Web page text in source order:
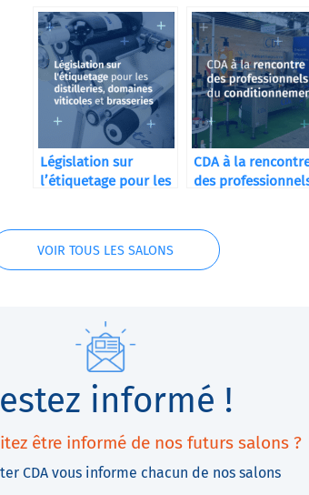
ISTANBUL 2025
secteur
Législation sur
l’étiquetage pour les
CDA à la
des
VOIR TOUS LES SALONS
informé !
être informé de nos futurs salons ?
CDA vous informe chacun de nos salons